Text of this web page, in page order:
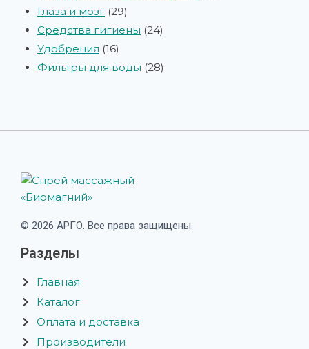
Глаза и мозг 29
Средства гигиены 24
Удобрения 16
Фильтры для воды 28
© 2026 АРГО. Все права защищены.
Разделы
Главная
Каталог
Оплата и доставка
Производители